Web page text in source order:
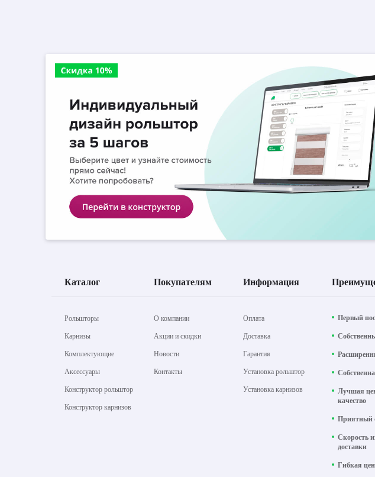
Каталог Покупателям Информация
Рольшторы
Карнизы
Комплектующие
Аксессуары
Конструктор рольштор
Конструктор карнизов
О компании
Акции и скидки
Новости
Контакты
Оплата
Доставка
Гарантия
Установка рольштор
Установка карнизов
Первый
Лучшая
качество
Приятный
Скорость
доставки
Гибкая